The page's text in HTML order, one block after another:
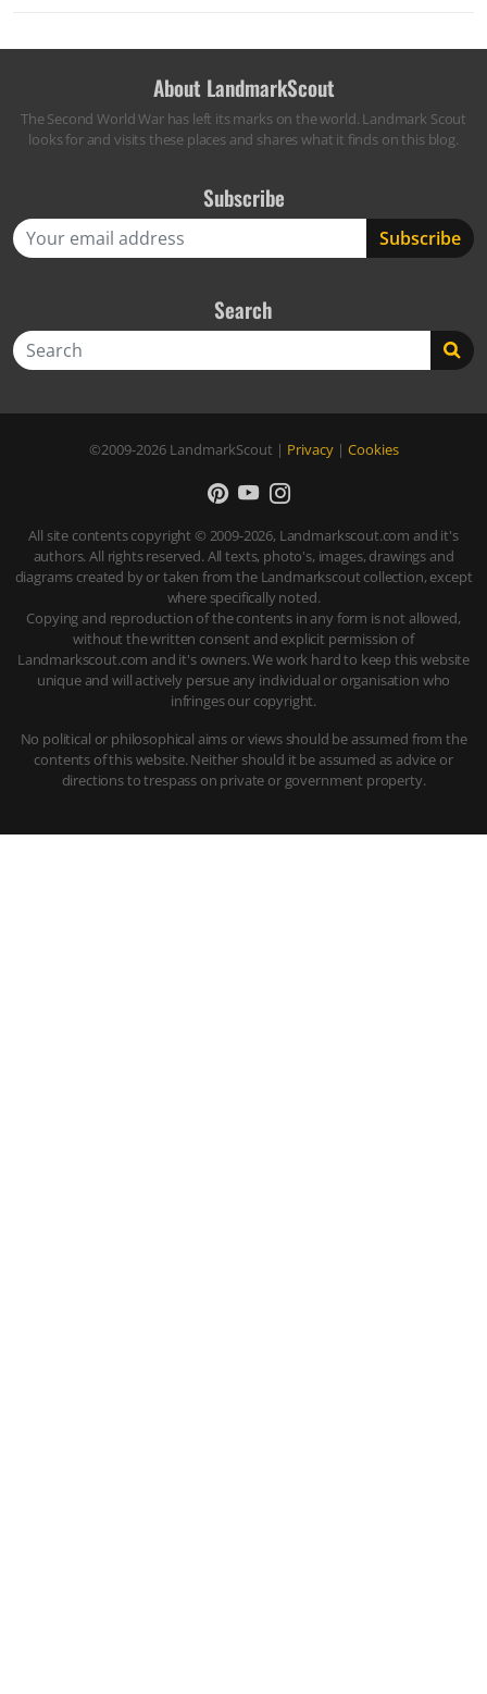
About LandmarkScout
The Second World War has left its marks on the world. Landmark Scout
looks for and visits these places and shares what it finds on this blog.
Subscribe
Search
©2009-2026 LandmarkScout | Privacy| Cookies
All site contents copyright © 2009-2026, Landmarkscout.com and it's
authors. All rights reserved. All texts, photo's, images, drawings and
diagrams created by or taken from the Landmarkscout collection, except
where specifically noted.
Copying and reproduction of the contents in any form is not allowed,
without the written consent and explicit permission of
Landmarkscout.com and it's owners. We work hard to keep this website
unique and will actively persue any individual or organisation who
infringes our copyright.
No political or philosophical aims or views should be assumed from the
contents of this website. Neither should it be assumed as advice or
directions to trespass on private or government property.